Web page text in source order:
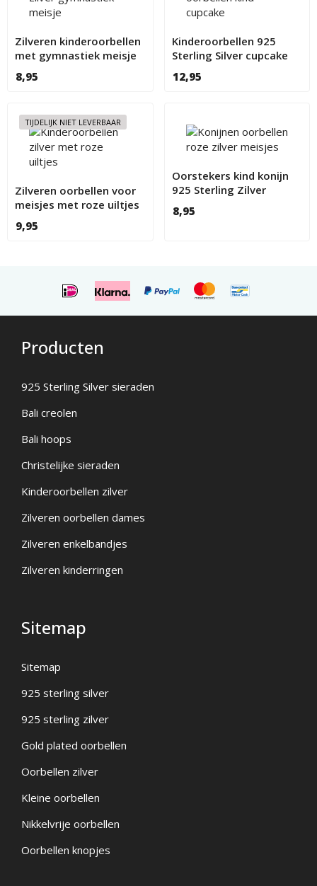
Zilveren kinderoorbellen
met gymnastiek meisje
8,95
Kinderoorbellen 925
Sterling Silver cupcake
met Swarovski kristal
12,95
TIJDELIJK NIET LEVERBAAR
Zilveren oorbellen voor
meisjes met roze uiltjes
9,95
Oorstekers kind konijn
925 Sterling Zilver
8,95
Producten
925 Sterling Silver sieraden
Bali creolen
Bali hoops
Christelijke sieraden
Kinderoorbellen zilver
Zilveren oorbellen dames
Zilveren enkelbandjes
Zilveren kinderringen
Sitemap
Sitemap
925 sterling silver
925 sterling zilver
Gold plated oorbellen
Oorbellen zilver
Kleine oorbellen
Nikkelvrije oorbellen
Oorbellen knopjes